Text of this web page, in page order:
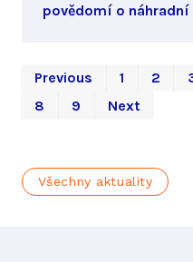
povědomí o náhradní
Previous 1 2
8
9 Next
Všechny aktuality